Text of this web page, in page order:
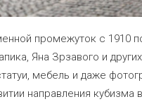
промежуток с 1910
Яна Зрзавого и
мебель и даже
направления